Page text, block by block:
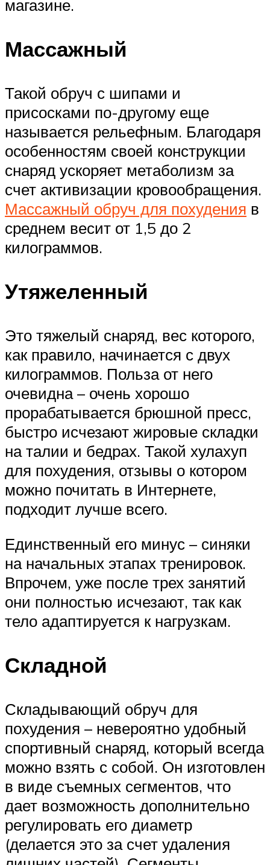
магазине.
Массажный
Такой обруч с шипами и
присосками по-другому еще
называется рельефным. Благодаря
особенностям своей конструкции
снаряд ускоряет метаболизм за
счет активизации кровообращения.
Массажный обруч для похудения в
среднем весит от 1,5 до 2
килограммов.
Утяжеленный
Это тяжелый снаряд, вес которого,
как правило, начинается с двух
килограммов. Польза от него
очевидна – очень хорошо
прорабатывается брюшной пресс,
быстро исчезают жировые складки
на талии и бедрах. Такой хулахуп
для похудения, отзывы о котором
можно почитать в Интернете,
подходит лучше всего.
Единственный его минус – синяки
на начальных этапах тренировок.
Впрочем, уже после трех занятий
они полностью исчезают, так как
тело адаптируется к нагрузкам.
Складной
Складывающий обруч для
похудения – невероятно удобный
спортивный снаряд, который всегда
можно взять с собой. Он изготовлен
в виде съемных сегментов, что
дает возможность дополнительно
регулировать его диаметр
(делается это за счет удаления